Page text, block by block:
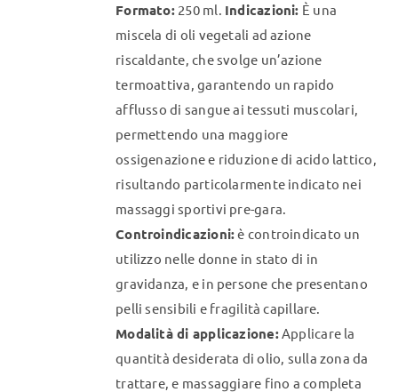
Formato:250 ml. Indicazioni: È una
miscela di oli vegetali ad azione
riscaldante, che svolge un’azione
termoattiva, garantendo un rapido
afflusso di sangue ai tessuti muscolari,
permettendo una maggiore
ossigenazione e riduzione di acido lattico,
risultando particolarmente indicato nei
massaggi sportivi pre-gara.
Controindicazioni:è controindicato un
utilizzo nelle donne in stato di in
gravidanza, e in persone che presentano
pelli sensibili e fragilità capillare.
Modalità di applicazione:Applicare la
quantità desiderata di olio, sulla zona da
trattare, e massaggiare fino a completa